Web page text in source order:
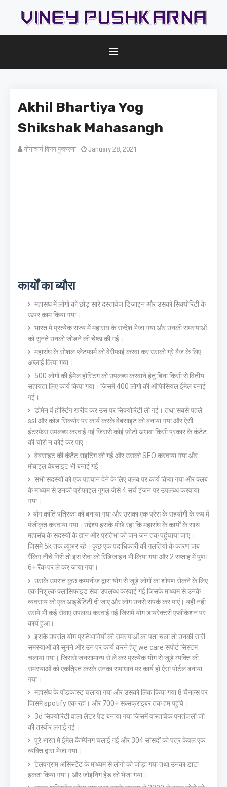
Akhil Bhartiya Yog
Shikshak Mahasangh
योगाचार्य विनय पुष्करणा January 28, 2021
कार्यों का ब्यौरा
महासघ में लोगो को छोड़ सारे दस्तावेज डिज़ाइन और उसको सिक्योरिटी के
ऊपर काम किया गया।
भारत मे प्रत्येक राज्य में महासंघ के सन्देश भेजा गया और उनकी समस्याओं
को सुनते उनको जोड़ने की चेष्ठा की गई।
महासंघ के सोशल प्लेटफार्म को वेरीफाई करवा कर उसको ग्रे बैज के लिए
अप्लाई किया गया।
500 लोगों की ईमेल होस्टिंग को उपलब्ध करवाने हेतु बिना किसी से वितीय
सहायता लिए कार्य किया गया। जिसमें 400 लोगो की ऑफिसियल ईमेल बनाई
गई।
डोमेन वं होस्टिंग खरीद कर उस पर सिक्योरिटी ली गई। तथा सबसे पहले
ssl और कोड सिक्योर पर कार्य करके वेबसाइट को बनाया गया और ऐसी
इंटरफ़ेस उपलब्ध करवाई गई जिससे कोई फ़ोटो अथवा किसी प्रकार के कंटेंट
की चोरी न कोई कर पाए।
वेबसाइट की कंटेंट राइटिंग की गई और उसको SEO करवाया गया और
मोबाइल वेबसाइट भी बनाई गई।
सभी सदस्यों को एक पहचान देने के लिए क्लब पर कार्य किया गया और क्लब
के माध्यम से उनकी प्रोफाइल गूगल जैसे 4 सर्च इंजन पर उपलब्ध करवाया
गया।
योग कांति पत्रिका को बनाया गया और उसका एक प्रेस के सहयोगी के रूप में
पंजीकृत करवाया गया। उद्देश्य इसके पीछे रहा कि महासंघ के कार्यों के साथ
महासंघ के सदस्यों के ज्ञान और प्रतिभा को जन जन तक पहुंचाया जाए।
जिसमे 5k तक व्यूअर रहे। कुछ एक पदाधिकारी की गलतियों के कारण जब
रैंकिंग नीचे गिरी तो इस सेवा को रिडिजाइन भी किया गया और 2 सप्ताह में पुणः
6+ रैंक पर ले कर जाया गया।
उसके उपरांत कुछ कम्पनीज द्वारा योग से जुड़े लोगों का शोषण रोकने के लिए
एक निशुल्क क्लासिफाइड सेवा उपलब्ध करवाई गई जिसके माध्यम से उनके
व्यवसाय को एक आइडेंटिटी दी जाए और लोग उनसे संपर्क कर पाएं। यही नही
उसमे भी कई सेवाएं उपलब्ध करवाई गई जिसमें योग डायरेक्टरी एप्लीकेशन पर
कार्य हुआ।
इसके उपरांत योग प्रतिभागियों की समस्याओं का पता चला तो उनकी सारी
समस्याओं को सुनने और उन पर कार्य करने हेतु we care सपोर्ट सिस्टम
चलाया गया। जिससे जनसामान्य से ले कर प्रत्येक योग से जुड़े व्यक्ति की
समस्याओं को एकत्रित करके उनका समाधान पर कार्य हो ऐसा पोर्टल बनाया
गया।
महासंघ के पॉडकास्ट चलाया गया और उसको लिंक किया गया 8 चैनल्स पर
जिसमे spotify एक रहा। और 700+ सब्सक्राइबर तक हम पहुंचे।
3d सिक्योरिटी वाला लैटर पैड बनाया गया जिसमें वास्तविक पनतंजली जी
की तस्वीर लगाई गई।
पूरे भारत मे ईमेल कैम्पिंनग चलाई गई और 304 सांसदों को पत्र केवल एक
व्यक्ति द्वारा भेजा गया।
टेलवग्राम असिस्टेंट के माध्यम से लोगो को जोड़ा गया तथा उनका डाटा
इकठा किया गया। और जोइनिग हेड को भेजा गया।